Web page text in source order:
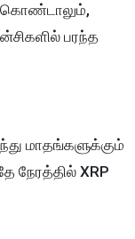
பரந்த
மாதங்களுக்கும்
நேரத்தில் XRP